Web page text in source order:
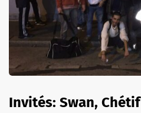
Invités: Swan,